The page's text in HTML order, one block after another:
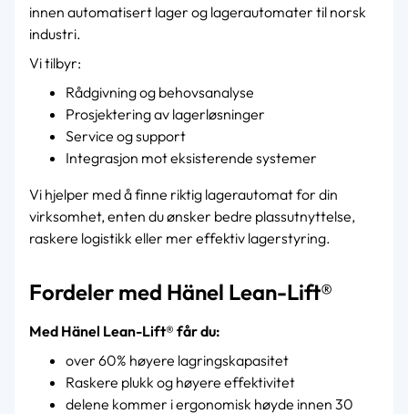
innen automatisert lager og lagerautomater til norsk
industri.
Vi tilbyr:
Rådgivning og behovsanalyse
Prosjektering av lagerløsninger
Service og support
Integrasjon mot eksisterende systemer
Vi hjelper med å finne riktig lagerautomat for din
virksomhet, enten du ønsker bedre plassutnyttelse,
raskere logistikk eller mer effektiv lagerstyring.
Fordeler med Hänel Lean-Lift®
Med Hänel Lean-Lift® får du:
over 60% høyere lagringskapasitet
Raskere plukk og høyere effektivitet
delene kommer i ergonomisk høyde innen 30